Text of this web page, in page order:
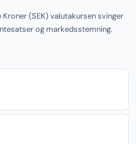
(SEK) valutakursen svinger
og markedsstemning.